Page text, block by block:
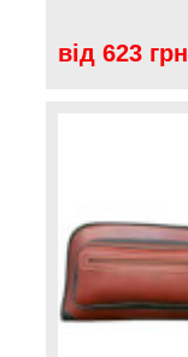
від 623 грн